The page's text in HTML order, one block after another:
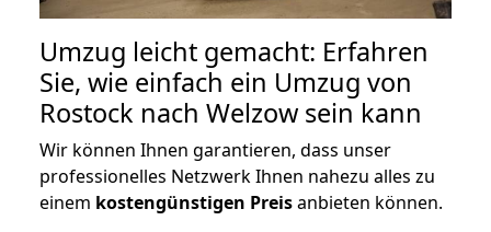
Umzug leicht gemacht: Erfahren
Sie, wie einfach ein Umzug von
Rostock nach Welzow sein kann
Wir können Ihnen garantieren, dass unser
professionelles Netzwerk Ihnen nahezu alles zu
einem kostengünstigen Preisanbieten können.